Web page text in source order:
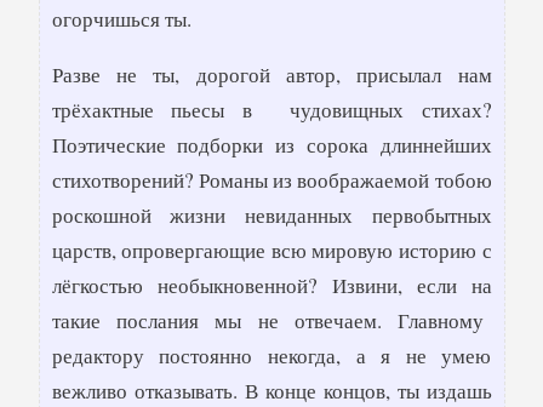
огорчишься ты.
Разве не ты, дорогой автор, присылал нам
трёхактные пьесы в чудовищных стихах?
Поэтические подборки из сорока длиннейших
стихотворений? Романы из воображаемой тобою
роскошной жизни невиданных первобытных
царств, опровергающие всю мировую историю с
лёгкостью необыкновенной? Извини, если на
такие послания мы не отвечаем. Главному
редактору постоянно некогда, а я не умею
вежливо отказывать. В конце концов, ты издашь